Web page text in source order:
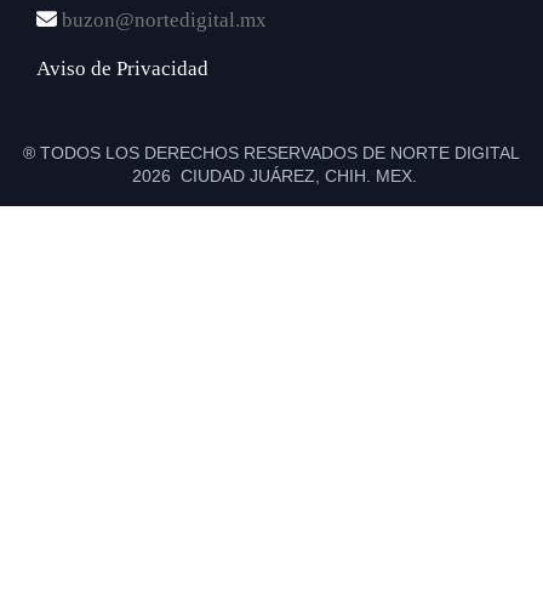
buzon@nortedigital.mx
Aviso de Privacidad
® TODOS LOS DERECHOS RESERVADOS DE NORTE DIGITAL
2026 CIUDAD JUÁREZ, CHIH. MEX.